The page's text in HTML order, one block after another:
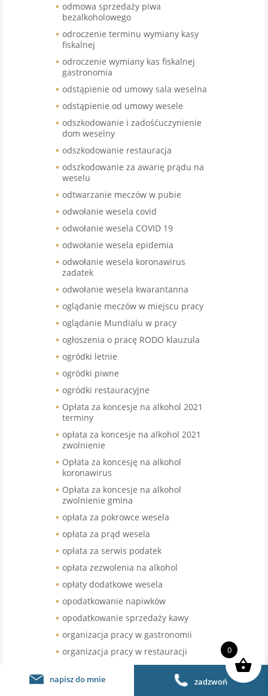
odmowa sprzedaży piwa
bezalkoholowego
odroczenie terminu wymiany kasy
fiskalnej
odroczenie wymiany kas fiskalnej
gastronomia
odstąpienie od umowy sala weselna
odstąpienie od umowy wesele
odszkodowanie i zadośćuczynienie
dom weselny
odszkodowanie restauracja
odszkodowanie za awarię prądu na
weselu
odtwarzanie meczów w pubie
odwołanie wesela covid
odwołanie wesela COVID 19
odwołanie wesela epidemia
odwołanie wesela koronawirus
zadatek
odwołanie wesela kwarantanna
oglądanie meczów w miejscu pracy
oglądanie Mundialu w pracy
ogłoszenia o pracę RODO klauzula
ogródki letnie
ogródki piwne
ogródki restauracyjne
Opłata za koncesje na alkohol 2021
terminy
opłata za koncesje na alkohol 2021
zwolnienie
Opłata za koncesję na alkohol
koronawirus
Opłata za koncesje na alkohol
zwolnienie gmina
opłata za pokrowce wesela
opłata za prąd wesela
opłata za serwis podatek
opłata zezwolenia na alkohol
opłaty dodatkowe wesela
opodatkowanie napiwków
opodatkowanie sprzedaży kawy
organizacja pracy w gastronomii
organizacja pracy w restauracji
organizacja urodzin stawka VAT
organizacja wesel
napisz do mnie zadzwoń
0